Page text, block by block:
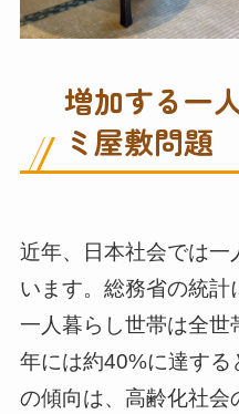
増加する一
ミ屋敷問題
近年、日本社会では一
います。総務省の統
一人暮らし世帯は全
年には約40%に達する
の傾向は、高齢化社会